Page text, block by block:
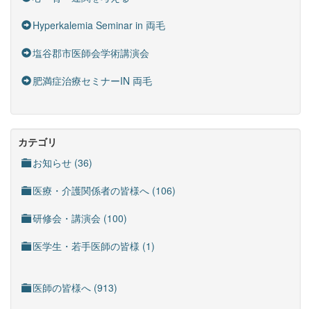
Hyperkalemia Seminar in 両毛
塩谷郡市医師会学術講演会
肥満症治療セミナーIN 両毛
カテゴリ
お知らせ (36)
医療・介護関係者の皆様へ (106)
研修会・講演会 (100)
医学生・若手医師の皆様 (1)
医師の皆様へ (913)